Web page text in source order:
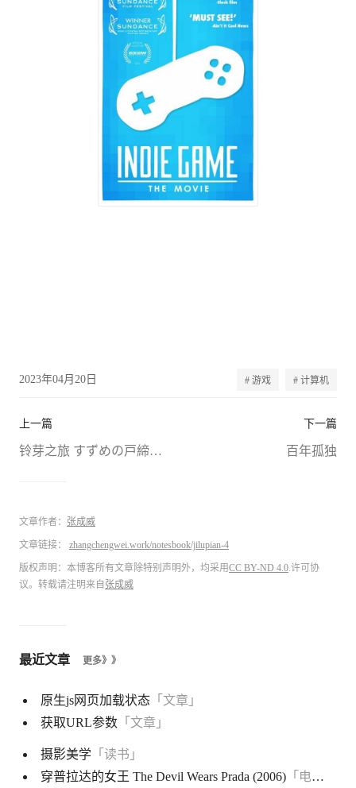
2023年04月20日 # 游戏 # 计算机
上一篇
铃芽之旅 すずめの戸締まり
下一篇
百年孤独
文章作者： 张成威
文章链接： zhangchengwei.work/notesbook/jilupian-4
版权声明：本博客所有文章除特别声明外，均采用CC BY-ND 4.0.许可协
议。转载请注明来自 张成威
最近文章 更多》》
原生js网页加载状态「文章」
获取URL参数「文章」
摄影美学「读书」
穿普拉达的女王 The Devil Wears Prada (2006)「电影」